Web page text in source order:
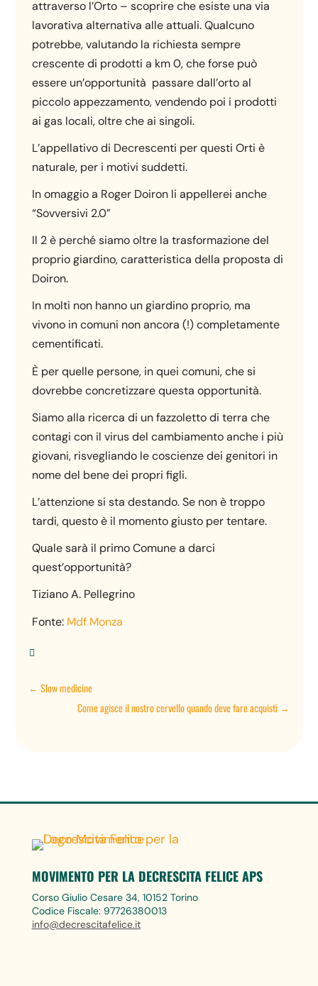
attraverso l’Orto – scoprire che esiste una via
lavorativa alternativa alle attuali. Qualcuno
potrebbe, valutando la richiesta sempre
crescente di prodotti a km 0, che forse può
essere un’opportunità passare dall’orto al
piccolo appezzamento, vendendo poi i prodotti
ai gas locali, oltre che ai singoli.
L’appellativo di Decrescenti per questi Orti è
naturale, per i motivi suddetti.
In omaggio a Roger Doiron li appellerei anche
“Sovversivi 2.0”
Il 2 è perché siamo oltre la trasformazione del
proprio giardino, caratteristica della proposta di
Doiron.
In molti non hanno un giardino proprio, ma
vivono in comuni non ancora (!) completamente
cementificati.
È per quelle persone, in quei comuni, che si
dovrebbe concretizzare questa opportunità.
Siamo alla ricerca di un fazzoletto di terra che
contagi con il virus del cambiamento anche i più
giovani, risvegliando le coscienze dei genitori in
nome del bene dei propri figli.
L’attenzione si sta destando. Se non è troppo
tardi, questo è il momento giusto per tentare.
Quale sarà il primo Comune a darci
quest’opportunità?
Tiziano A. Pellegrino
Fonte: Mdf Monza

←Slow medicine
Come agisce il nostro cervello quando deve fare acquisti→
MOVIMENTO PER LA DECRESCITA FELICE APS
Corso Giulio Cesare 34, 10152 Torino
Codice Fiscale: 97726380013
info@decrescitafelice.it